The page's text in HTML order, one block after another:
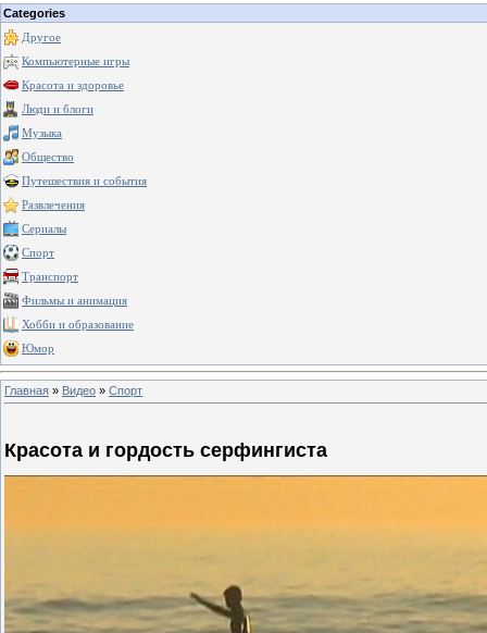
Categories
Другое
Компьютерные игры
Красота и здоровье
Люди и блоги
Музыка
Общество
Путешествия и события
Развлечения
Сериалы
Спорт
Транспорт
Фильмы и анимация
Хобби и образование
Юмор
Главная » Видео » Спорт
Красота и гордость серфингиста